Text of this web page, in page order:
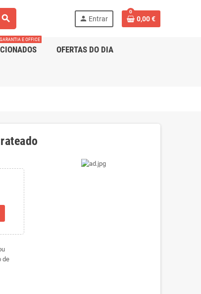
search person Entrar
0
0,00 €
E OFFICE
OFERTAS DO DIA
de